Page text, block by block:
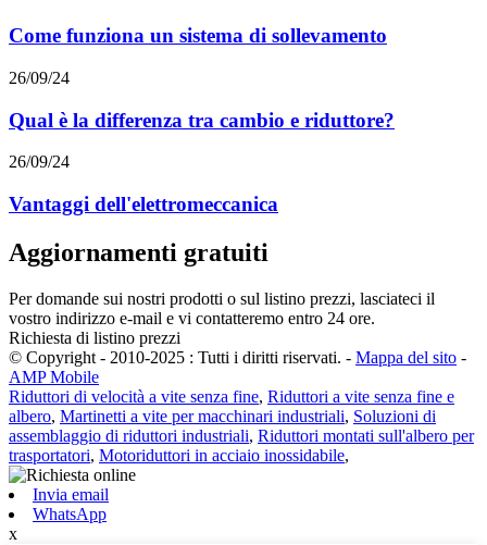
Come funziona un sistema di sollevamento
26/09/24
Qual è la differenza tra cambio e riduttore?
26/09/24
Vantaggi dell'elettromeccanica
Aggiornamenti gratuiti
Per domande sui nostri prodotti o sul listino prezzi, lasciateci il
vostro indirizzo e-mail e vi contatteremo entro 24 ore.
Richiesta di listino prezzi
© Copyright - 2010-2025 : Tutti i diritti riservati. - Mappa del sito -
AMP Mobile
Riduttori di velocità a vite senza fine, Riduttori a vite senza fine e
albero, Martinetti a vite per macchinari industriali, Soluzioni di
assemblaggio di riduttori industriali, Riduttori montati sull'albero per
trasportatori, Motoriduttori in acciaio inossidabile,
Invia email
WhatsApp
x